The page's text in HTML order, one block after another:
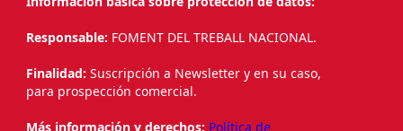
Responsable: FOMENT DEL TREBALL NACIONAL.
Finalidad: Suscripción a Newsletter y en su caso,
para prospección comercial.
Más información y derechos: Política de